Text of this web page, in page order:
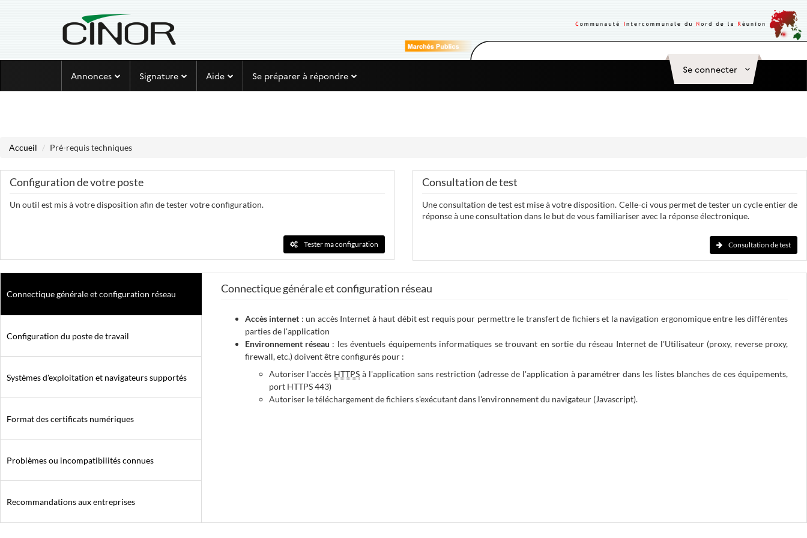
Se connecter
Annonces Signature Aide Se préparer à répondre
Accueil Pré-requis techniques
Configuration de votre poste
Un outil est mis à votre disposition afin de tester votre configuration.
Tester ma configuration
Consultation de test
Une consultation de test est mise à votre disposition. Celle-ci vous permet de tester un cycle entier de
réponse à une consultation dans le but de vous familiariser avec la réponse électronique.
Consultation de test
Connectique générale et configuration réseau
Configuration du poste de travail
Systèmes d'exploitation et navigateurs supportés
Format des certificats numériques
Problèmes ou incompatibilités connues
Recommandations aux entreprises
Connectique générale et configuration réseau
Accès internet : un accès Internet à haut débit est requis pour permettre le transfert de fichiers et la navigation ergonomique entre les différentes
parties de l'application
Environnement réseau : les éventuels équipements informatiques se trouvant en sortie du réseau Internet de l'Utilisateur (proxy, reverse proxy,
firewall, etc.) doivent être configurés pour :
Autoriser l'accès HTTPS à l'application sans restriction (adresse de l'application à paramétrer dans les listes blanches de ces équipements,
port HTTPS 443)
Autoriser le téléchargement de fichiers s'exécutant dans l'environnement du navigateur (Javascript).